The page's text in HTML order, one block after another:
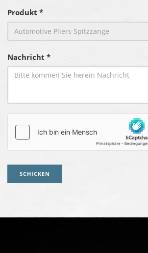
Produkt *
Nachricht *
SCHICKEN